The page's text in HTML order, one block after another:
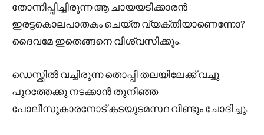
തോന്നിപ്പിച്ചിരുന്ന ആ ചായയടിക്കാരൻ
ഇരട്ടകൊലപാതകം ചെയ്ത വ്യക്തിയാണെന്നോ?
ദൈവമേ ഇതെങ്ങനെ വിശ്വസിക്കും.
ഡെസ്ക്കിൽ വച്ചിരുന്ന തൊപ്പി തലയിലേക്ക് വച്ചു
പുറത്തേക്കു നടക്കാൻ തുനിഞ്ഞ
പോലീസുകാരനോട് കടയുടമസ്ഥ വീണ്ടും ചോദിച്ചു.